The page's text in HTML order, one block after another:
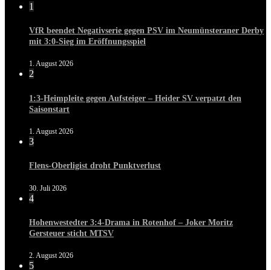
1
VfR beendet Negativserie gegen PSV im Neumünsteraner Derby
mit 3:0-Sieg im Eröffnungsspiel
1. August 2026
2
1:3-Heimpleite gegen Aufsteiger – Heider SV verpatzt den
Saisonstart
1. August 2026
3
Flens-Oberligist droht Punktverlust
30. Juli 2026
4
Hohenwestedter 3:4-Drama in Rotenhof – Joker Moritz
Gersteuer sticht MTSV
2. August 2026
5